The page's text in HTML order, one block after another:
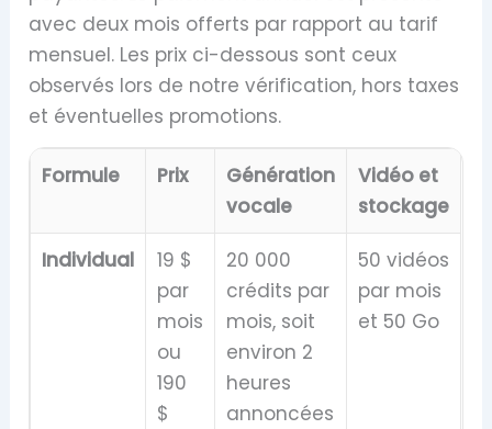
avec deux mois offerts par rapport au tarif
mensuel. Les prix ci-dessous sont ceux
observés lors de notre vérification, hors taxes
et éventuelles promotions.
Formule Prix
Génération
vocale
Vidéo et
stockage
Individual
19 $
par
mois
ou
190
$
20 000
crédits par
mois, soit
environ 2
heures
annoncées
50 vidéos
par mois
et 50 Go